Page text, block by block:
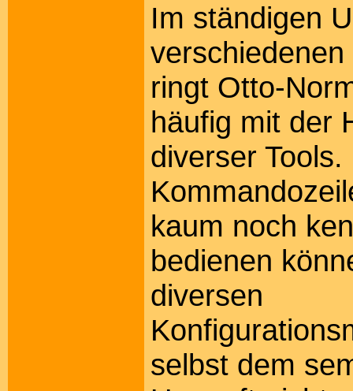
Im ständigen
ringt Otto-
häufig mit der
diverser
kaum noch
bedienen
diversen
selbst dem